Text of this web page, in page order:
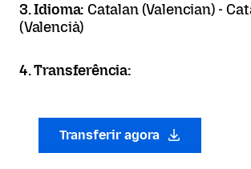
3. Idioma: Catalan (Valencian) -
(Valencià)
4. Transferência:
Transferir agora